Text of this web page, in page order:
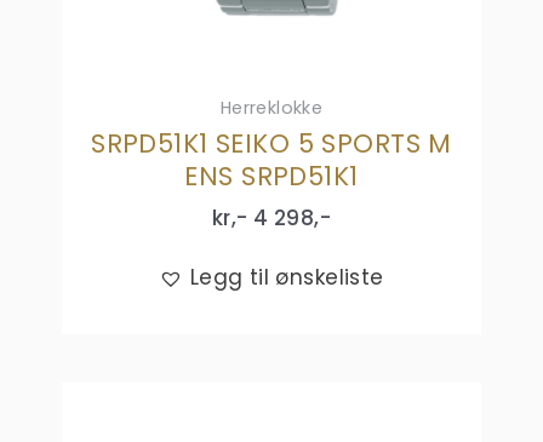
Herreklokke
SRPD51K1 SEIKO 5 SPORTS M
ENS SRPD51K1
kr,- 4 298,-
Legg til ønskeliste